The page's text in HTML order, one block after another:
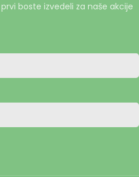
boste izvedeli za naše akcije